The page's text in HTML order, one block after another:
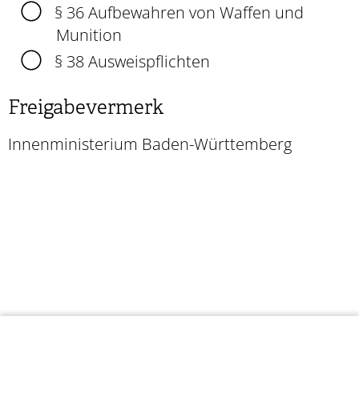
§ 36 Aufbewahren von Waffen und
Munition
§ 38 Ausweispflichten
Freigabevermerk
Innenministerium Baden-Württemberg